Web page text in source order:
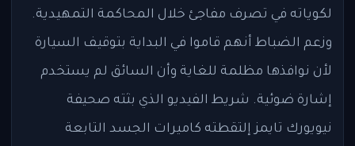
لكوياته في تصرف مفاجئ خلال المحاكمة التمهيدية.
وزعم الضباط أنهم قاموا في البداية بتوقيف السيارة
لأن نوافذها مظلمة للغاية وأن السائق لم يستخدم
إشارة ضوئية. شريط الفيديو الذي بثته صحيفة
نيويورك تايمز إلتقطته كاميرات الجسد التابعة